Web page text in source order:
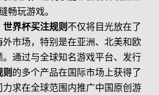
畅玩游戏。
世界杯买注规则不仅将目光放在了
市场，特别是在亚洲、北美和欧
通过与全球知名游戏平台、发行
的多个产品在国际市场上获得了
求在全球范围内推广中国原创游